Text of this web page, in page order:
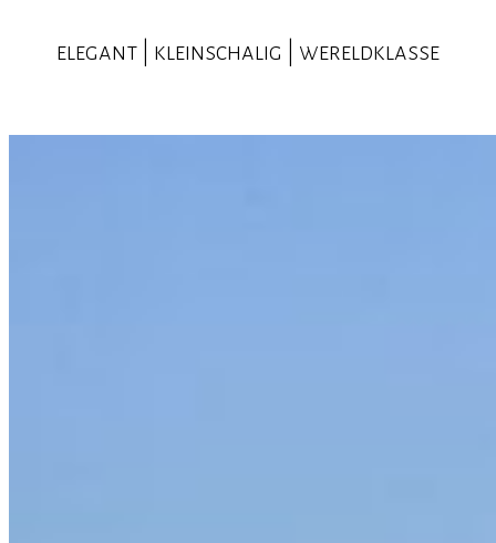
elegant | kleinschalig | wereldklasse